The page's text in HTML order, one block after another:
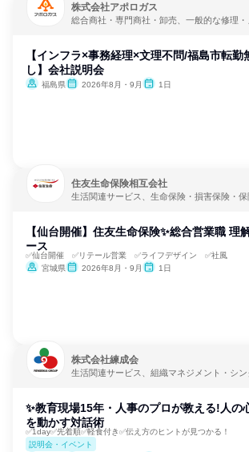
株式会社アポロガス
総合商社・専門商社・卸売、一般的な修理
【インフラ×事務経理×文理不問/福島市転勤
し】会社説明会
福島県 2026年8月・9月 1日
住友生命保険相互会社
生活関連サービス、生命保険・損害保険・保
【仙台開催】住友生命保険✨総合営業職 理
ース
✅仙台開催 ✅リテール営業 ✅ライフデザイン ✅社風
宮城県
2026年8月・9月 1日
株式会社練成会
生活関連サービス、組織マネジメント・シン
✨教育現場15年・人事のプロが教える!人の
を動かす対話術
✅1day✅先着順✅軽食付き✅伝え方のヒントが見つかる！
説明会・イベント